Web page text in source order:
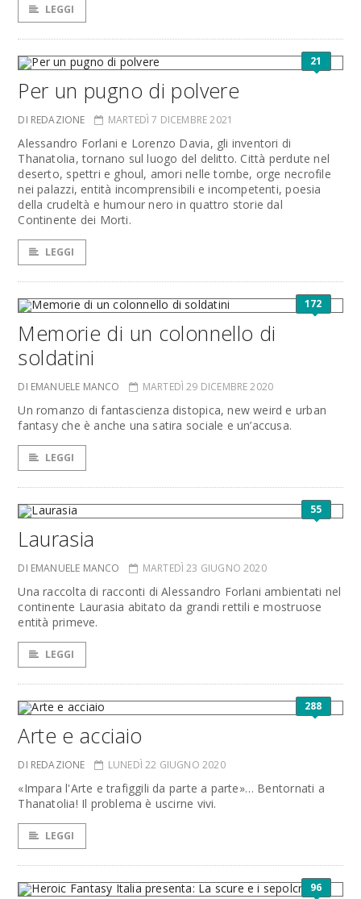
LEGGI
21
Per un pugno di polvere
DI REDAZIONE MARTEDÌ 7 DICEMBRE 2021
Alessandro Forlani e Lorenzo Davia, gli inventori di
Thanatolia, tornano sul luogo del delitto. Città perdute nel
deserto, spettri e ghoul, amori nelle tombe, orge necrofile
nei palazzi, entità incomprensibili e incompetenti, poesia
della crudeltà e humour nero in quattro storie dal
Continente dei Morti.
LEGGI
172
Memorie di un colonnello di
soldatini
DI EMANUELE MANCO MARTEDÌ 29 DICEMBRE 2020
Un romanzo di fantascienza distopica, new weird e urban
fantasy che è anche una satira sociale e un’accusa.
LEGGI
55
Laurasia
DI EMANUELE MANCO MARTEDÌ 23 GIUGNO 2020
Una raccolta di racconti di Alessandro Forlani ambientati nel
continente Laurasia abitato da grandi rettili e mostruose
entità primeve.
LEGGI
288
Arte e acciaio
DI REDAZIONE LUNEDÌ 22 GIUGNO 2020
«Impara l'Arte e trafiggili da parte a parte»… Bentornati a
Thanatolia! Il problema è uscirne vivi.
LEGGI
96